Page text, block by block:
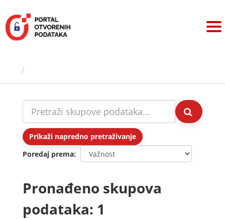
sadržaj
Prikaži napredno pretraživanje
Poredaj prema
Pronađeno skupova
podataka: 1